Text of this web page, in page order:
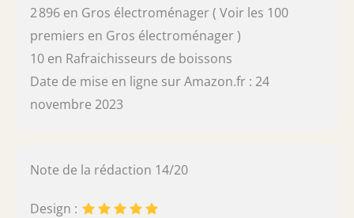
2 896 en Gros électroménager ( Voir les 100
premiers en Gros électroménager )
10 en Rafraichisseurs de boissons
Date de mise en ligne sur Amazon.fr : 24
novembre 2023
Note de la rédaction 14/20
Design :